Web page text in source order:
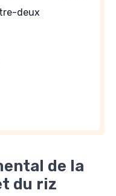
deux
de la
du riz